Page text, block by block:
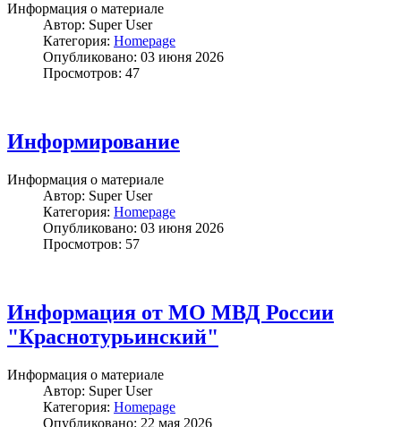
Информация о материале
Автор: Super User
Категория: Homepage
Опубликовано: 03 июня 2026
Просмотров: 47
Информирование
Информация о материале
Автор: Super User
Категория: Homepage
Опубликовано: 03 июня 2026
Просмотров: 57
Информация от МО МВД России
"Краснотурьинский"
Информация о материале
Автор: Super User
Категория: Homepage
Опубликовано: 22 мая 2026